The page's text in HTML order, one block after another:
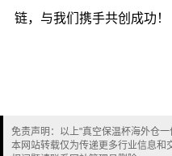
链，与我们携手共创成功！
免责声明：以上"真空保温杯海外仓
本网站转载仅为传递更多行业信息和